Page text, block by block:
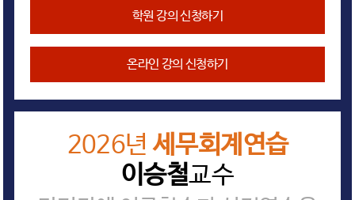
학원 강의 신청하기
온라인 강의 신청하기
2026년 세무회계연습
이승철교수